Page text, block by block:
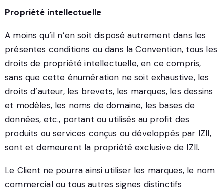
Propriété intellectuelle
A moins qu’il n’en soit disposé autrement dans les
présentes conditions ou dans la Convention, tous les
droits de propriété intellectuelle, en ce compris,
sans que cette énumération ne soit exhaustive, les
droits d’auteur, les brevets, les marques, les dessins
et modèles, les noms de domaine, les bases de
données, etc., portant ou utilisés au profit des
produits ou services conçus ou développés par IZII,
sont et demeurent la propriété exclusive de IZII.
Le Client ne pourra ainsi utiliser les marques, le nom
commercial ou tous autres signes distinctifs